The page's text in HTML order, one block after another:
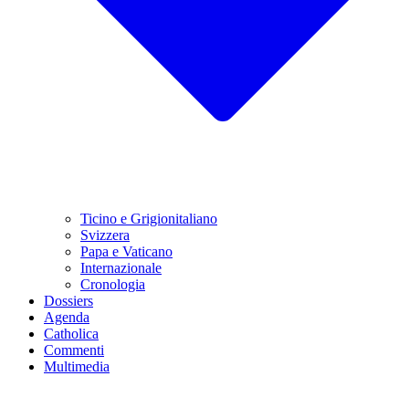
Ticino e Grigionitaliano
Svizzera
Papa e Vaticano
Internazionale
Cronologia
Dossiers
Agenda
Catholica
Commenti
Multimedia